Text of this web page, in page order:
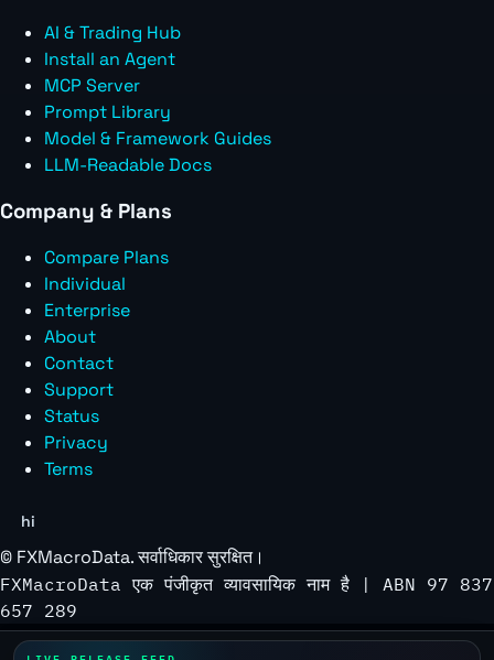
AI & Trading Hub
Install an Agent
MCP Server
Prompt Library
Model & Framework Guides
LLM-Readable Docs
Company & Plans
Compare Plans
Individual
Enterprise
About
Contact
Support
Status
Privacy
Terms
hi
© FXMacroData. सर्वाधिकार सुरक्षित।
FXMacroData एक पंजीकृत व्यावसायिक नाम है | ABN 97 837
657 289